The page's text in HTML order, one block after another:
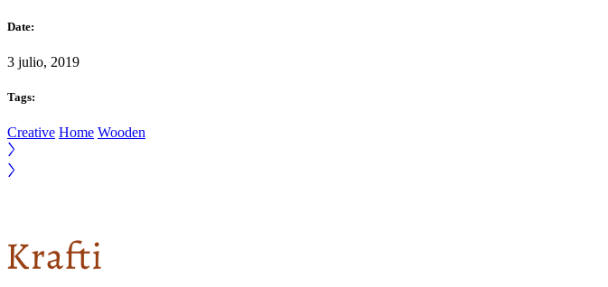
Date:
3 julio, 2019
Tags:
Creative Home Wooden